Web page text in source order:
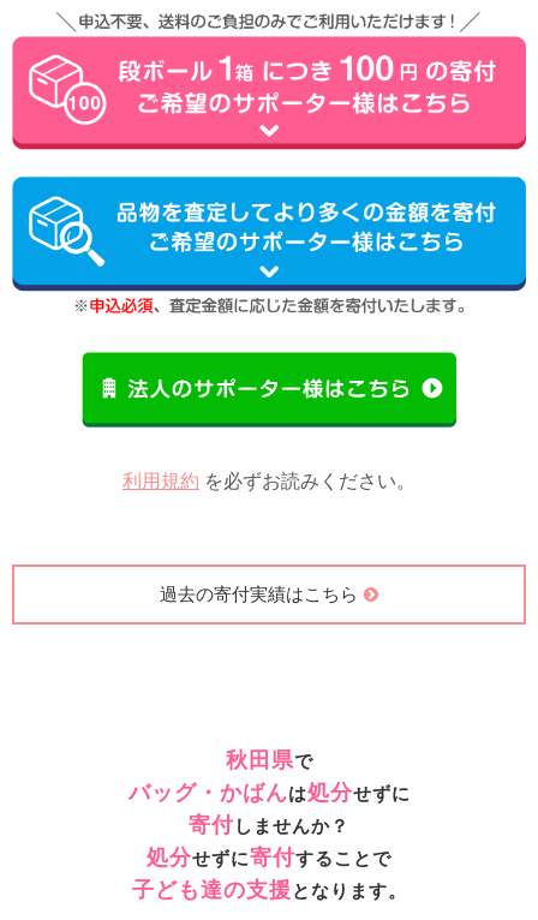
利用規約 を必ずお読みください。
過去の寄付実績はこちら
秋田県で
バッグ・かばんは処分せずに
寄付しませんか？
処分せずに寄付することで
子ども達の支援 となります。